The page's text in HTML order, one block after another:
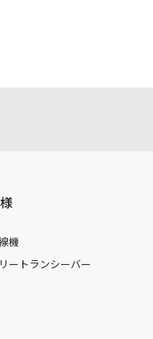
機
ートランシーバー